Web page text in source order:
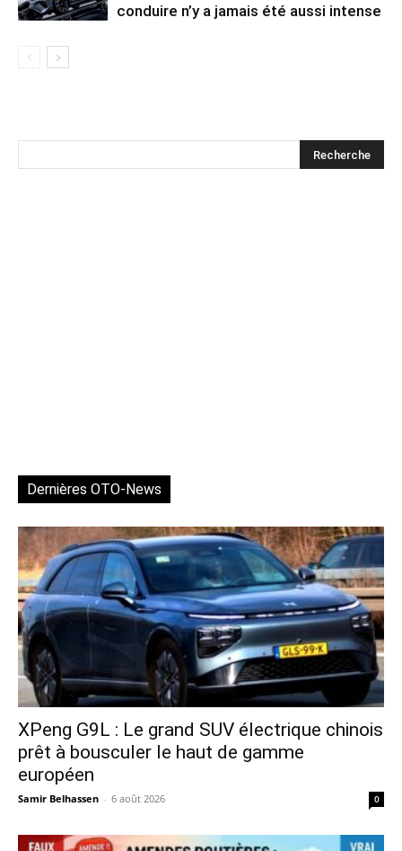
conduire n’y a jamais été aussi intense
Dernières OTO-News
XPeng G9L : Le grand SUV électrique chinois
prêt à bousculer le haut de gamme
européen
Samir Belhassen - 6 août 2026 0